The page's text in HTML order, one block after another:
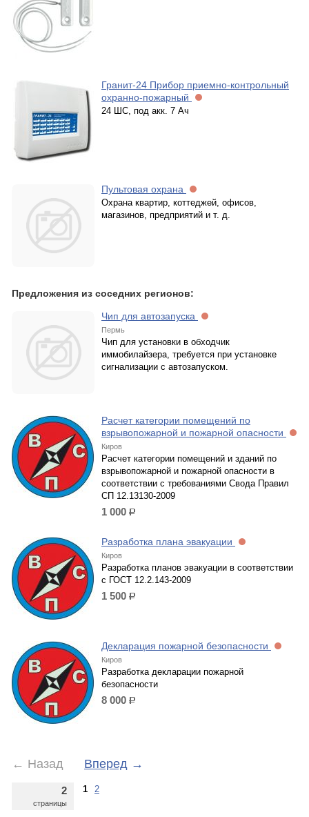
Гранит-24 Прибор приемно-контрольный
охранно-пожарный
24 ШС, под акк. 7 Ач
Пультовая охрана
Охрана квартир, коттеджей, офисов,
магазинов, предприятий и т. д.
Предложения из соседних регионов:
Чип для автозапуска
Пермь
Чип для установки в обходчик
иммобилайзера, требуется при установке
сигнализации с автозапуском.
Расчет категории помещений по
взрывопожарной и пожарной опасности
Киров
Расчет категории помещений и зданий по
взрывопожарной и пожарной опасности в
соответствии с требованиями Свода Правил
СП 12.13130-2009
1 000 р.
Разработка плана эвакуации
Киров
Разработка планов эвакуации в соответствии
с ГОСТ 12.2.143-2009
1 500 р.
Декларация пожарной безопасности
Киров
Разработка декларации пожарной
безопасности
8 000 р.
← Назад Вперед →
2
страницы
1 2